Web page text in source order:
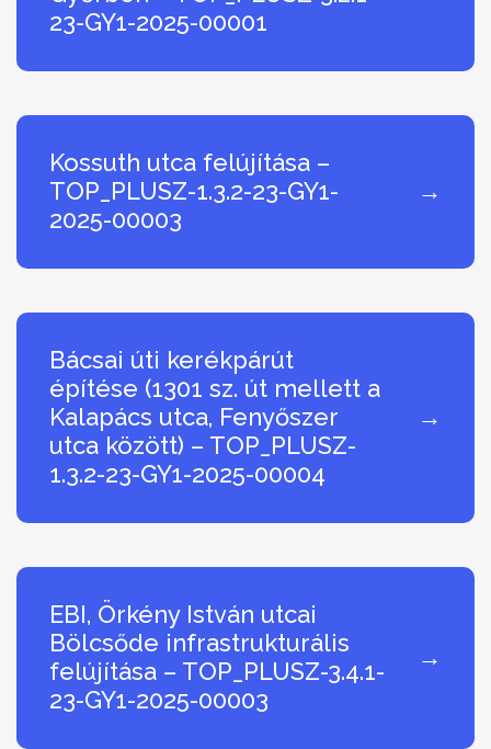
23-GY1-2025-00001
Kossuth utca felújítása –
TOP_PLUSZ-1.3.2-23-GY1-
2025-00003
→
Bácsai úti kerékpárút
építése (1301 sz. út mellett a
Kalapács utca, Fenyőszer
utca között) – TOP_PLUSZ-
1.3.2-23-GY1-2025-00004
→
EBI, Örkény István utcai
Bölcsőde infrastrukturális
felújítása – TOP_PLUSZ-3.4.1-
23-GY1-2025-00003
→